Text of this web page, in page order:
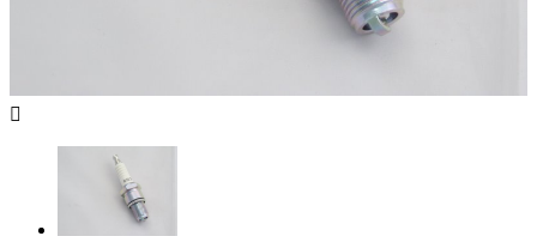
